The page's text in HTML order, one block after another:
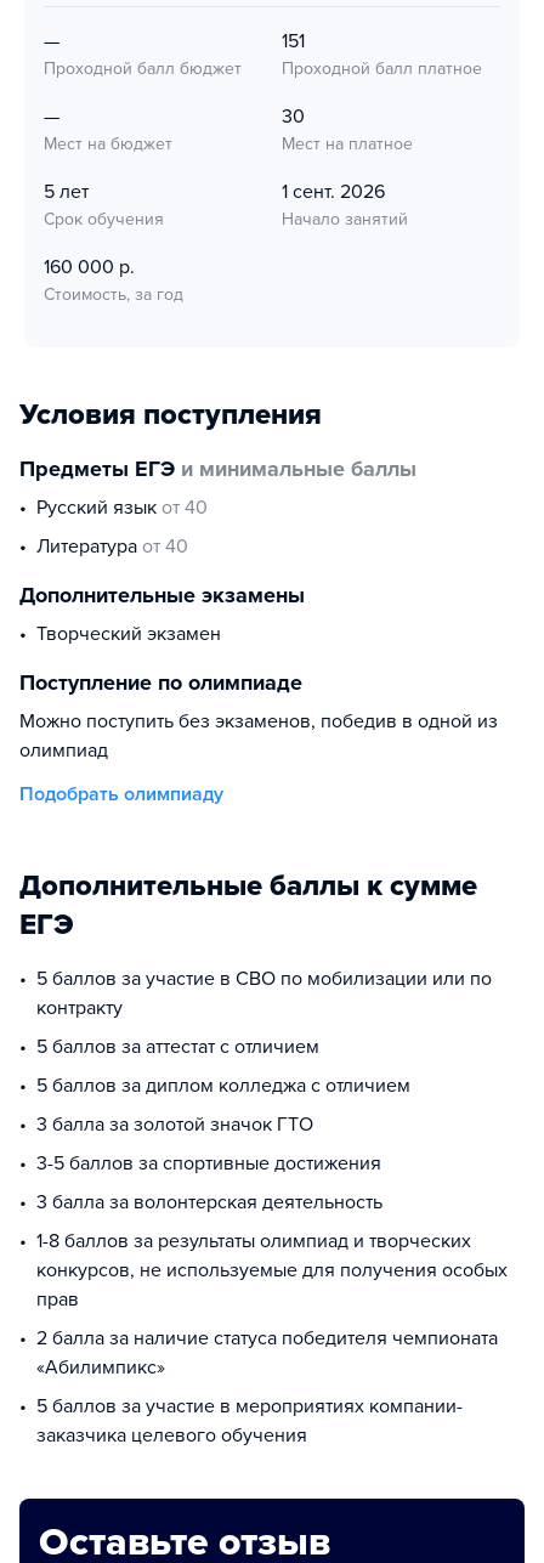
—
Проходной балл бюджет
151
Проходной балл платное
—
Мест на бюджет
30
Мест на платное
5 лет
Срок обучения
1 сент. 2026
Начало занятий
160 000 р.
Стоимость, за год
Условия поступления
Предметы ЕГЭ и минимальные баллы
русский язык от 40
литература от 40
Дополнительные экзамены
творческий экзамен
Поступление по олимпиаде
Можно поступить без экзаменов, победив в одной из
олимпиад
Подобрать олимпиаду
Дополнительные баллы к сумме
ЕГЭ
5 баллов за участие в СВО по мобилизации или по
контракту
5 баллов за аттестат с отличием
5 баллов за диплом колледжа с отличием
3 балла за золотой значок ГТО
3-5 баллов за спортивные достижения
3 балла за волонтерская деятельность
1-8 баллов за результаты олимпиад и творческих
конкурсов, не используемые для получения особых
прав
2 балла за наличие статуса победителя чемпионата
«Абилимпикс»
5 баллов за участие в мероприятиях компании-
заказчика целевого обучения
Оставьте отзыв